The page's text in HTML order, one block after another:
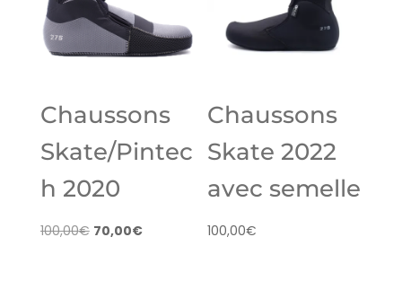
Chaussons
Skate/Pintec
h 2020
100,00€ Le
70,00€Le
Chaussons
Skate 2022
avec semelle
100,00€